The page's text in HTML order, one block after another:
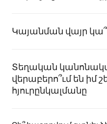
Կայանման վայր
Տեղական
վերաբերո՞ւմ են իմ
հյուրընկալմանը